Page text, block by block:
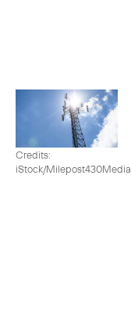
Credits:
iStock/Milepost430Media